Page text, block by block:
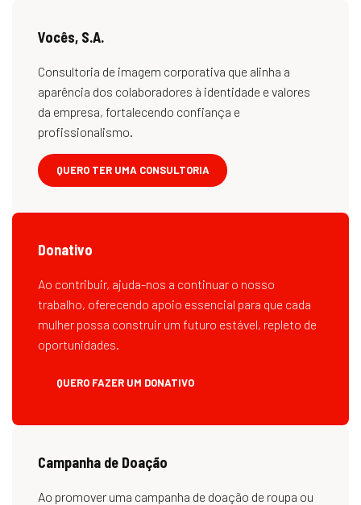
Vocês, S.A.
Consultoria de imagem corporativa que alinha a
aparência dos colaboradores à identidade e valores
da empresa, fortalecendo confiança e
profissionalismo.
QUERO TER UMA CONSULTORIA
Donativo
Ao contribuir, ajuda-nos a continuar o nosso
trabalho, oferecendo apoio essencial para que cada
mulher possa construir um futuro estável, repleto de
oportunidades.
QUERO FAZER UM DONATIVO
Campanha de Doação
Ao promover uma campanha de doação de roupa ou